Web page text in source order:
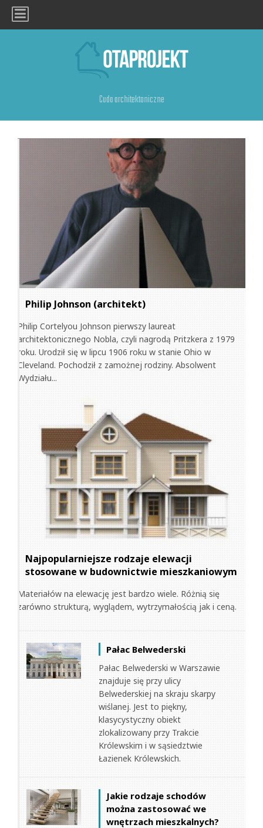
Cuda architektoniczne
Philip Johnson (architekt)
Philip Cortelyou Johnson pierwszy laureat
architektonicznego Nobla, czyli nagrodą Pritzkera z 1979
roku. Urodził się w lipcu 1906 roku w stanie Ohio w
Cleveland. Pochodził z zamożnej rodziny. Absolwent
Wydziału...
Najpopularniejsze rodzaje elewacji
stosowane w budownictwie mieszkaniowym
Materiałów na elewację jest bardzo wiele. Różnią się
zarówno strukturą, wyglądem, wytrzymałością jak i ceną.
Pałac Belwederski
Pałac Belwederski w Warszawie
znajduje się przy ulicy
Belwederskiej na skraju skarpy
wiślanej. Jest to piękny,
klasycystyczny obiekt
zlokalizowany przy Trakcie
Królewskim i w sąsiedztwie
Łazienek Królewskich.
Jakie rodzaje schodów
można zastosować we
wnętrzach mieszkalnych?